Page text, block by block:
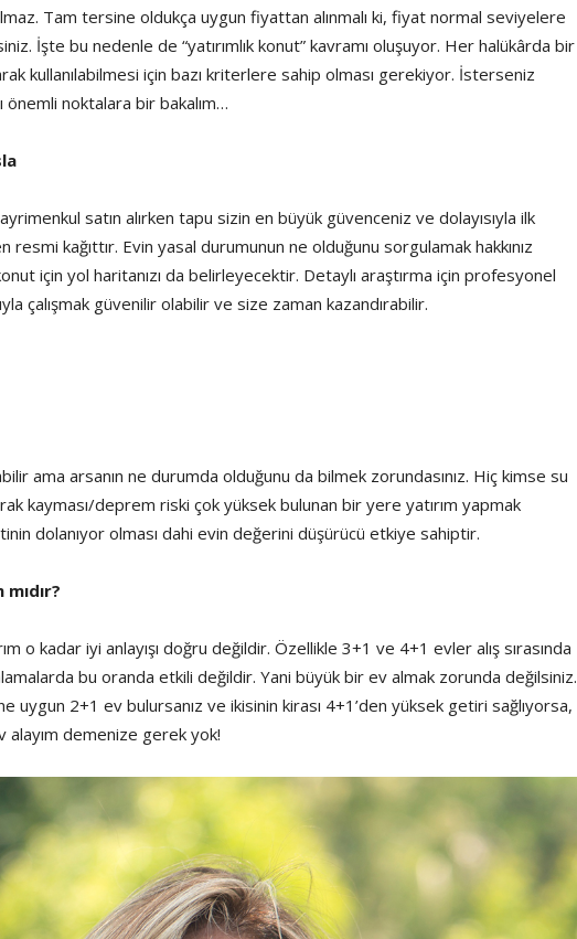
Tam tersine oldukça uygun fiyattan alınmalı ki, fiyat normal seviyelere
İşte bu nedenle de “yatırımlık konut” kavramı oluşuyor. Her halükârda bir
kullanılabilmesi için bazı kriterlere sahip olması gerekiyor. İsterseniz
önemli noktalara bir bakalım…
satın alırken tapu sizin en büyük güvenceniz ve dolayısıyla ilk
kağıttır. Evin yasal durumunun ne olduğunu sorgulamak hakkınız
için yol haritanızı da belirleyecektir. Detaylı araştırma için profesyonel
çalışmak güvenilir olabilir ve size zaman kazandırabilir.
ama arsanın ne durumda olduğunu da bilmek zorundasınız. Hiç kimse su
kayması/deprem riski çok yüksek bulunan bir yere yatırım yapmak
dolanıyor olması dahi evin değerini düşürücü etkiye sahiptir.
o kadar iyi anlayışı doğru değildir. Özellikle 3+1 ve 4+1 evler alış sırasında
bu oranda etkili değildir. Yani büyük bir ev almak zorunda değilsiniz.
uygun 2+1 ev bulursanız ve ikisinin kirası 4+1’den yüksek getiri sağlıyorsa,
alayım demenize gerek yok!